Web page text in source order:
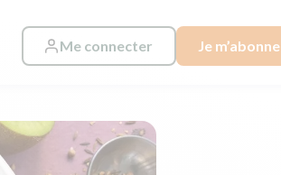
Me connecter Je m’abonne